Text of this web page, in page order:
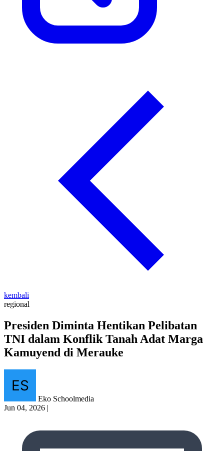
kembali
regional
Presiden Diminta Hentikan Pelibatan
TNI dalam Konflik Tanah Adat Marga
Kamuyend di Merauke
Eko Schoolmedia
Jun 04, 2026 |